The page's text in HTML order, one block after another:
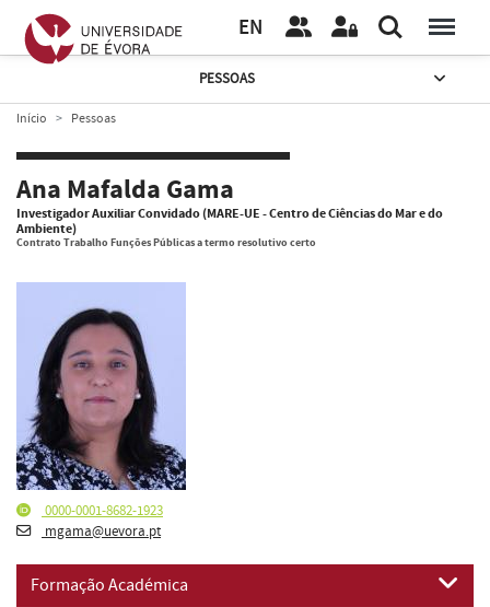
EN
PESSOAS
Início Pessoas
Ana Mafalda Gama
Investigador Auxiliar Convidado (MARE-UE - Centro de Ciências do Mar e do
Ambiente)
Contrato Trabalho Funções Públicas a termo resolutivo certo
0000-0001-8682-1923
mgama@uevora.pt
Formação Académica